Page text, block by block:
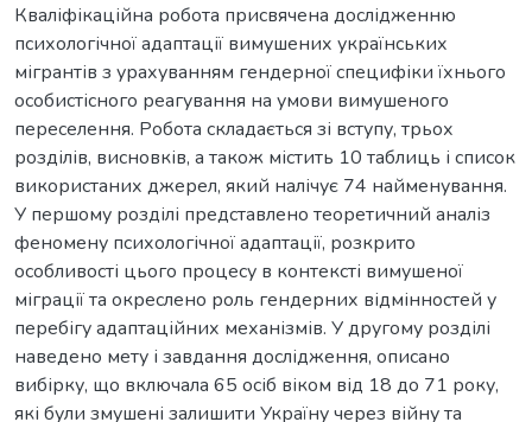
Кваліфікаційна робота присвячена дослідженню
психологічної адаптації вимушених українських
мігрантів з урахуванням гендерної специфіки їхнього
особистісного реагування на умови вимушеного
переселення. Робота складається зі вступу, трьох
розділів, висновків, а також містить 10 таблиць і список
використаних джерел, який налічує 74 найменування.
У першому розділі представлено теоретичний аналіз
феномену психологічної адаптації, розкрито
особливості цього процесу в контексті вимушеної
міграції та окреслено роль гендерних відмінностей у
перебігу адаптаційних механізмів. У другому розділі
наведено мету і завдання дослідження, описано
вибірку, що включала 65 осіб віком від 18 до 71 року,
які були змушені залишити Україну через війну та